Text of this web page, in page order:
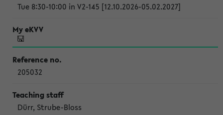
Tue 8:30-10:00 in V2-145 [12.10.2026-05.02.2027]
205032
Dürr, Strube-Bloss